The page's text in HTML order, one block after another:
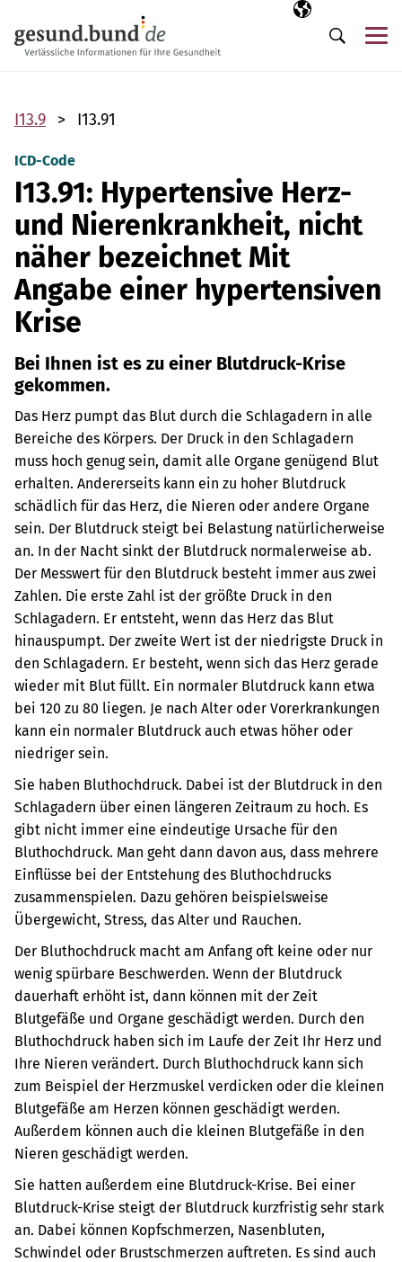
Ausgewählte
DE
Suche
I13.9 I13.91
ICD-Code
I13.91: Hypertensive Herz-
und Nierenkrankheit, nicht
näher bezeichnet Mit
Angabe einer hypertensiven
Krise
Bei Ihnen ist es zu einer Blutdruck-Krise
gekommen.
Das Herz pumpt das Blut durch die Schlagadern in alle
Bereiche des Körpers. Der Druck in den Schlagadern
muss hoch genug sein, damit alle Organe genügend Blut
erhalten. Andererseits kann ein zu hoher Blutdruck
schädlich für das Herz, die Nieren oder andere Organe
sein. Der Blutdruck steigt bei Belastung natürlicherweise
an. In der Nacht sinkt der Blutdruck normalerweise ab.
Der Messwert für den Blutdruck besteht immer aus zwei
Zahlen. Die erste Zahl ist der größte Druck in den
Schlagadern. Er entsteht, wenn das Herz das Blut
hinauspumpt. Der zweite Wert ist der niedrigste Druck in
den Schlagadern. Er besteht, wenn sich das Herz gerade
wieder mit Blut füllt. Ein normaler Blutdruck kann etwa
bei 120 zu 80 liegen. Je nach Alter oder Vorerkrankungen
kann ein normaler Blutdruck auch etwas höher oder
niedriger sein.
Sie haben Bluthochdruck. Dabei ist der Blutdruck in den
Schlagadern über einen längeren Zeitraum zu hoch. Es
gibt nicht immer eine eindeutige Ursache für den
Bluthochdruck. Man geht dann davon aus, dass mehrere
Einflüsse bei der Entstehung des Bluthochdrucks
zusammenspielen. Dazu gehören beispielsweise
Übergewicht, Stress, das Alter und Rauchen.
Der Bluthochdruck macht am Anfang oft keine oder nur
wenig spürbare Beschwerden. Wenn der Blutdruck
dauerhaft erhöht ist, dann können mit der Zeit
Blutgefäße und Organe geschädigt werden. Durch den
Bluthochdruck haben sich im Laufe der Zeit Ihr Herz und
Ihre Nieren verändert. Durch Bluthochdruck kann sich
zum Beispiel der Herzmuskel verdicken oder die kleinen
Blutgefäße am Herzen können geschädigt werden.
Außerdem können auch die kleinen Blutgefäße in den
Nieren geschädigt werden.
Sie hatten außerdem eine Blutdruck-Krise. Bei einer
Blutdruck-Krise steigt der Blutdruck kurzfristig sehr stark
an. Dabei können Kopfschmerzen, Nasenbluten,
Schwindel oder Brustschmerzen auftreten. Es sind auch